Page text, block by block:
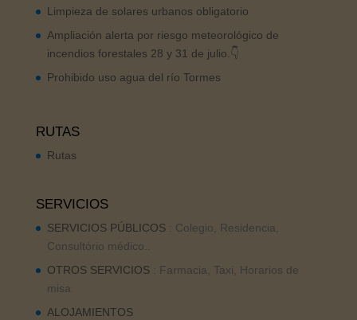
Limpieza de solares urbanos obligatorio
Ampliación alerta por riesgo meteorológico de
incendios forestales 28 y 31 de julio.👇
Prohibido uso agua del río Tormes
RUTAS
Rutas
SERVICIOS
SERVICIOS PÚBLICOS: Colegio, Residencia,
Consultório médico..
OTROS SERVICIOS: Farmacia, Taxi, Horarios de
misa
ALOJAMIENTOS